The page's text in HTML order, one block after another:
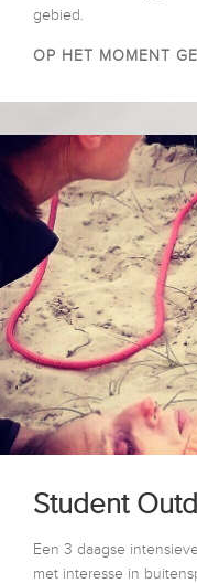
gebied.
OP HET MOMENT
Student
Een 3 daagse
met interesse in